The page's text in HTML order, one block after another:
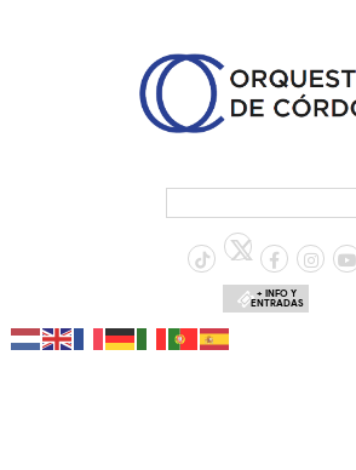
+ INFO Y
ENTRADAS